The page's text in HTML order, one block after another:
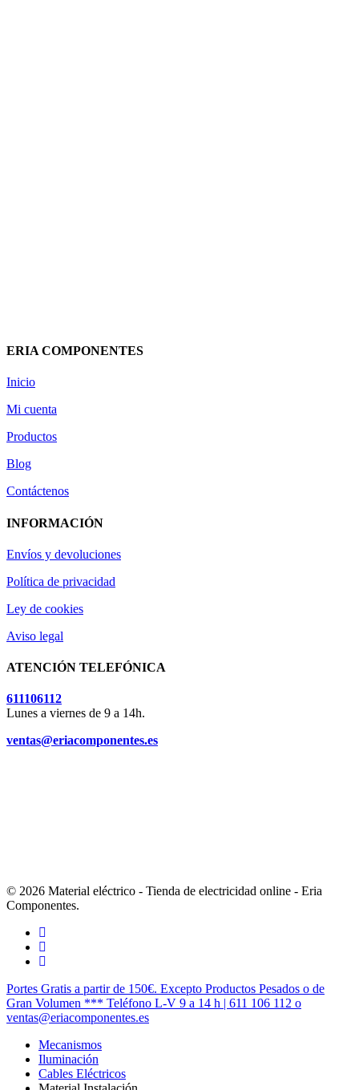
ERIA COMPONENTES
Inicio
Mi cuenta
Productos
Blog
Contáctenos
INFORMACIÓN
Envíos y devoluciones
Política de privacidad
Ley de cookies
Aviso legal
ATENCIÓN TELEFÓNICA
611106112
Lunes a viernes de 9 a 14h.
ventas@eriacomponentes.es
© 2026 Material eléctrico - Tienda de electricidad online - Eria
Componentes.
twitter
facebook
instagram
Cerrar
Menú
Portes Gratis a partir de 150€. Excepto Productos Pesados o de
Gran Volumen *** Teléfono L-V 9 a 14 h | 611 106 112 o
ventas@eriacomponentes.es
Mecanismos
Iluminación
Cables Eléctricos